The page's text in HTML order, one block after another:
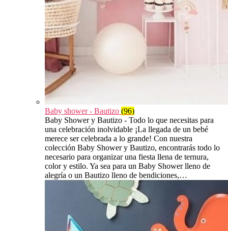
Baby shower - Bautizo (96)
Baby Shower y Bautizo - Todo lo que necesitas para
una celebración inolvidable ¡La llegada de un bebé
merece ser celebrada a lo grande! Con nuestra
colección Baby Shower y Bautizo, encontrarás todo lo
necesario para organizar una fiesta llena de ternura,
color y estilo. Ya sea para un Baby Shower lleno de
alegría o un Bautizo lleno de bendiciones,…